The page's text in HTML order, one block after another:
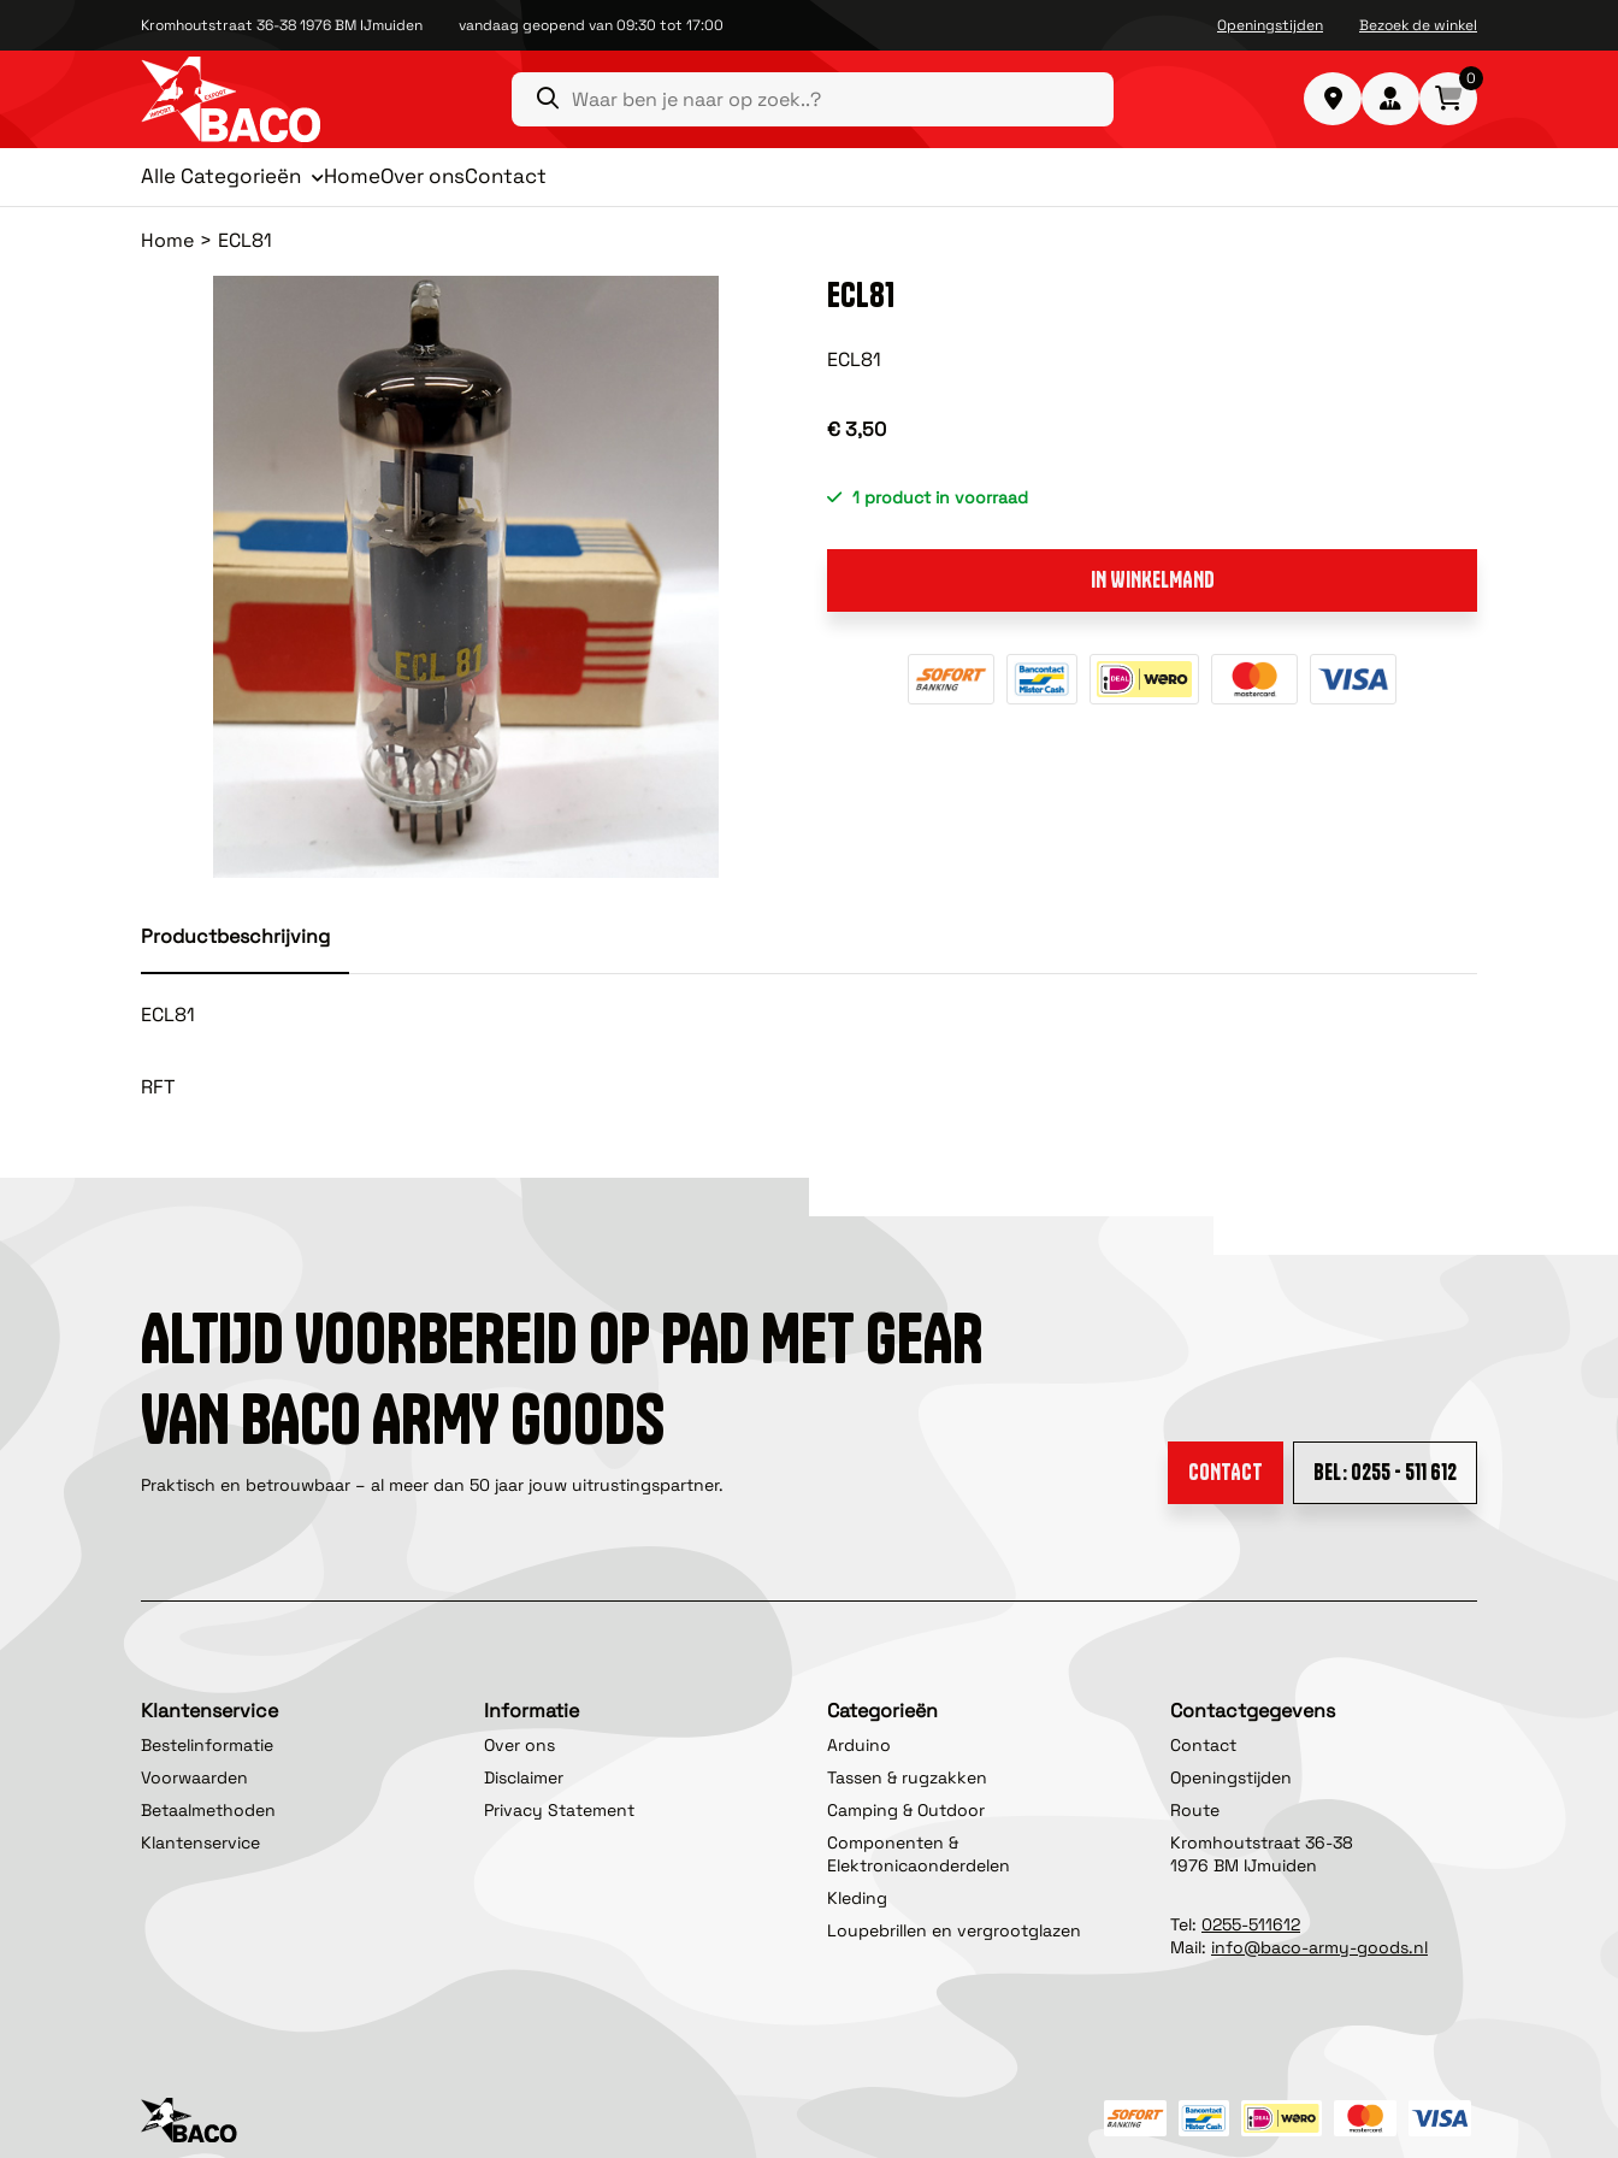
Kromhoutstraat 36-38 1976 BM IJmuiden vandaag geopend van 09:30 tot 17:00 Openingstijden Bezoek de winkel
0
Alle Categorieën HomeOver onsContact
Home ECL81
ECL81
ECL81
€ 3,50
1 product in voorraad
IN WINKELMAND
Productbeschrijving
ECL81
RFT
ALTIJD VOORBEREID OP PAD MET GEAR
VAN BACO ARMY GOODS
Praktisch en betrouwbaar – al meer dan 50 jaar jouw uitrustingspartner. CONTACT BEL: 0255 - 511 612
Klantenservice
Bestelinformatie
Voorwaarden
Betaalmethoden
Klantenservice
Informatie
Over ons
Disclaimer
Privacy Statement
Categorieën
Arduino
Tassen & rugzakken
Camping & Outdoor
Componenten &
Elektronicaonderdelen
Kleding
Loupebrillen en vergrootglazen
Contactgegevens
Contact
Openingstijden
Route
Kromhoutstraat 36-38
1976 BM IJmuiden
Tel: 0255-511612
Mail: info@baco-army-goods.nl